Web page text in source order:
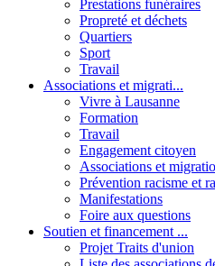
Prestations funéraires
Propreté et déchets
Quartiers
Sport
Travail
Associations et migrati...
Vivre à Lausanne
Formation
Travail
Engagement citoyen
Associations et
Prévention racisme et
Manifestations
Foire aux questions
Soutien et financement ...
Projet Traits d'union